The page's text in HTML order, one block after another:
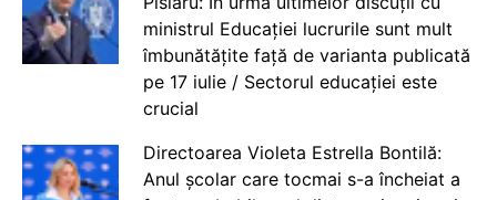
ministrul Educației lucrurile sunt mult
îmbunătățite față de varianta publicată
pe 17 iulie / Sectorul educației este
crucial
Directoarea Violeta Estrella Bontilă:
Anul școlar care tocmai s-a încheiat a